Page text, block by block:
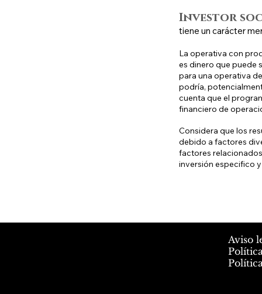
Investor
tiene un carácter
La operativa con
es dinero que puede
para una operativa
podría,
cuenta que el
financiero de
Considera que los
debido a factores
factores
inversión especifico
Aviso